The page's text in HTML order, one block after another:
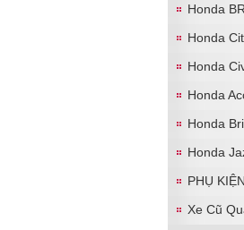
Honda
Honda
Honda
Honda
Honda
Honda
PHỤ
Xe Cũ